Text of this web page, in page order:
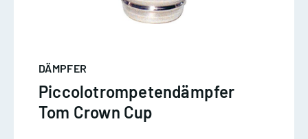
DÄMPFER
Piccolotrompetendämpfer
Tom Crown Cup